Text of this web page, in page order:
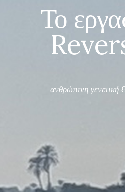
Το
ανθρώπινη γενετική